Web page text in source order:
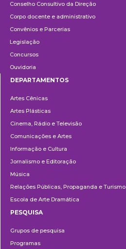
Conselho Consultivo da Direção
Corpo docente e administrativo
Convênios e Parcerias
Legislação
Concursos
Ouvidoria
DEPARTAMENTOS
Artes Cênicas
Artes Plásticas
Cinema, Rádio e Televisão
Comunicações e Artes
Informação e Cultura
Jornalismo e Editoração
Música
Relações Públicas, Propaganda e Turismo
Escola de Arte Dramática
PESQUISA
Grupos de pesquisa
Programas